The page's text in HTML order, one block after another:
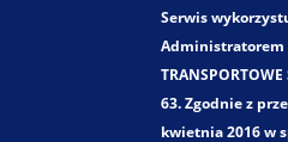
Serwis
Administratorem
63. Zgodnie z
kwietnia 2016 w